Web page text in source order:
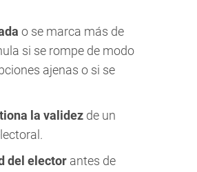
o se marca más de
si se rompe de modo
ajenas o si se
la validez de un
del elector antes de